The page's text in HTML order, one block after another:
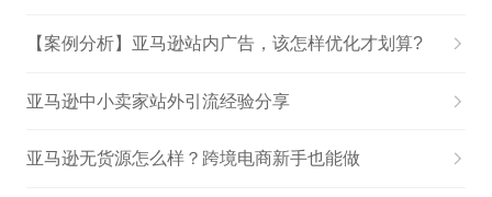
【案例分析】亚马逊站内广告，该怎样优化才划算?
亚马逊中小卖家站外引流经验分享
亚马逊无货源怎么样？跨境电商新手也能做